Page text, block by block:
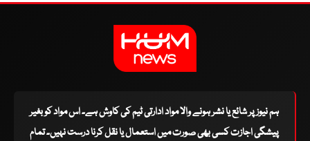
ہم نیوز پر شائع یا نشر ہونے والا مواد ادارتی ٹیم کی کاوش ہے۔ اس مواد کو بغیر
پیشگی اجازت کسی بھی صورت میں استعمال یا نقل کرنا درست نہیں۔ تمام